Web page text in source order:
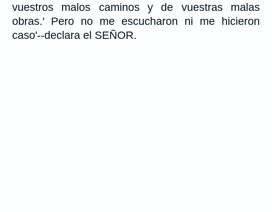
vuestros malos caminos y de vuestras malas
obras.' Pero no me escucharon ni me hicieron
caso'--declara el SEÑOR.